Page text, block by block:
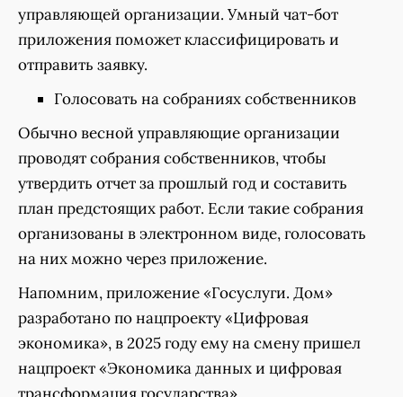
управляющей организации. Умный чат-бот
приложения поможет классифицировать и
отправить заявку.
Голосовать на собраниях собственников
Обычно весной управляющие организации
проводят собрания собственников, чтобы
утвердить отчет за прошлый год и составить
план предстоящих работ. Если такие собрания
организованы в электронном виде, голосовать
на них можно через приложение.
Напомним, приложение «Госуслуги. Дом»
разработано по нацпроекту «Цифровая
экономика», в 2025 году ему на смену пришел
нацпроект «Экономика данных и цифровая
трансформация государства».